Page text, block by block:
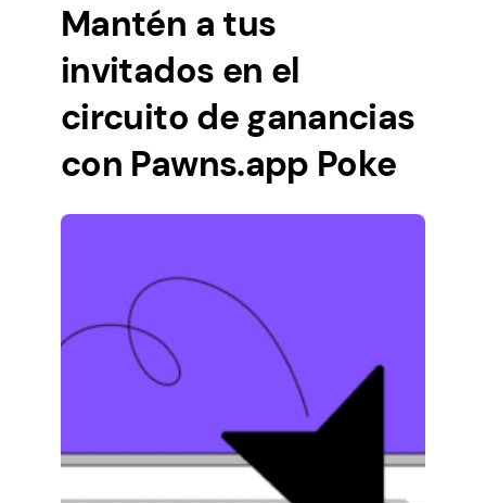
Mantén a tus
invitados en el
circuito de ganancias
con Pawns.app Poke